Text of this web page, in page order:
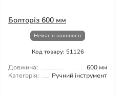
Болторіз 600 мм
Немає в наявності
Код товару: 51126
Довжина:
600 мм
Категорія:
Ручний інструмент